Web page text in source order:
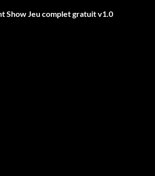
Show Jeu complet gratuit v1.0